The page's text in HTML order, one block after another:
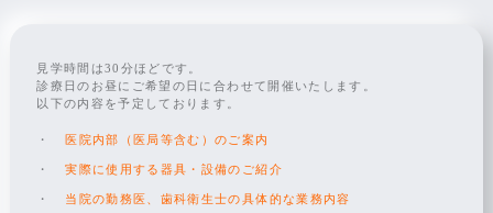
管理栄養士
一日の流れ
見学・面接申込
見学時間は30分ほどです。
診療日のお昼にご希望の日に合わせて開催いたします。
以下の内容を予定しております。
医院内部（医局等含む）のご案内
実際に使用する器具・設備のご紹介
当院の勤務医、歯科衛生士の具体的な業務内容